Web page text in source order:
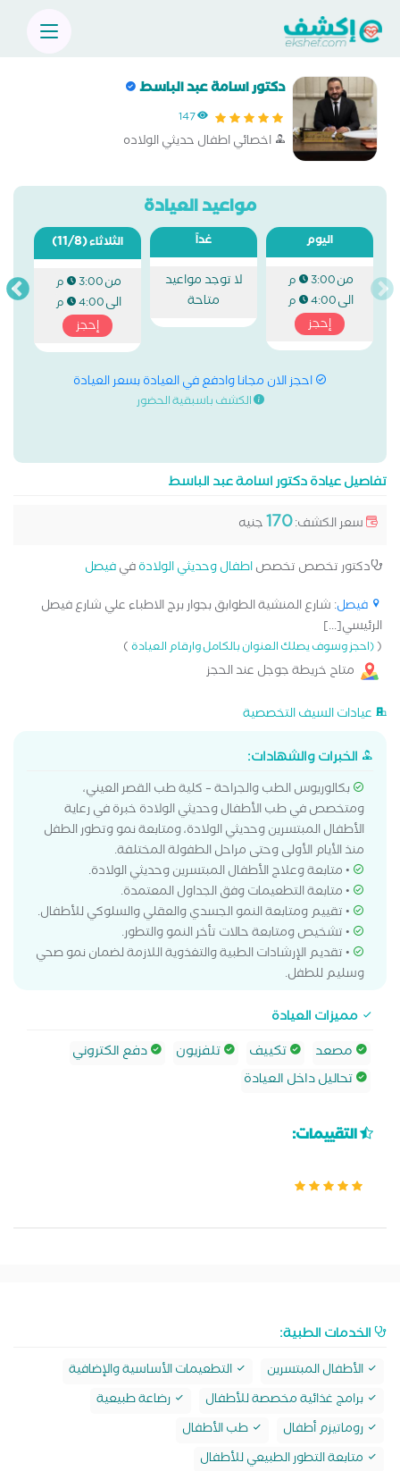
دكتور اسامة عبد الباسط
147
اخصائي اطفال حديثي الولاده
مواعيد العيادة
اليوم
من3:00 م
الى4:00 م
إحجز
غداً
لا توجد مواعيد
متاحة
الثلاثاء(11/8)
من3:00 م
الى4:00 م
إحجز
احجز الان مجانا وادفع في العيادة بسعر العيادة
الكشف باسبقية الحضور
تفاصيل عيادة دكتور اسامة عبد الباسط
سعر الكشف:170جنيه
دكتور تخصص تخصصاطفال وحديثي الولادةفيفيصل
فيصل: شارع المنشية الطوابق بجوار برج الاطباء علي شارع فيصل
الرئيسي[...]
((احجز وسوف يصلك العنوان بالكامل وارقام العيادة)
متاح خريطة جوجل عند الحجز
عيادات السيف التخصصية
الخبرات والشهادات:
بكالوريوس الطب والجراحة – كلية طب القصر العيني،
ومتخصص في طب الأطفال وحديثي الولادة خبرة في رعاية
الأطفال المبتسرين وحديثي الولادة، ومتابعة نمو وتطور الطفل
منذ الأيام الأولى وحتى مراحل الطفولة المختلفة.
• متابعة وعلاج الأطفال المبتسرين وحديثي الولادة.
• متابعة التطعيمات وفق الجداول المعتمدة.
• تقييم ومتابعة النمو الجسدي والعقلي والسلوكي للأطفال.
• تشخيص ومتابعة حالات تأخر النمو والتطور.
• تقديم الإرشادات الطبية والتغذوية اللازمة لضمان نمو صحي
وسليم للطفل.
مميزات العيادة
مصعد
تكييف تلفزيون
دفع الكتروني
تحاليل داخل العيادة
التقييمات:
الخدمات الطبية:
الأطفال المبتسرين
التطعيمات الأساسية والإضافية
برامج غذائية مخصصة للأطفال
رضاعة طبيعية
روماتيزم أطفال
طب الأطفال
متابعة التطور الطبيعي للأطفال